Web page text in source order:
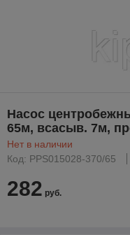
Насос
65м, всасыв. 7м,
Нет в наличии
Код: PPS015028-370/65
282 руб.